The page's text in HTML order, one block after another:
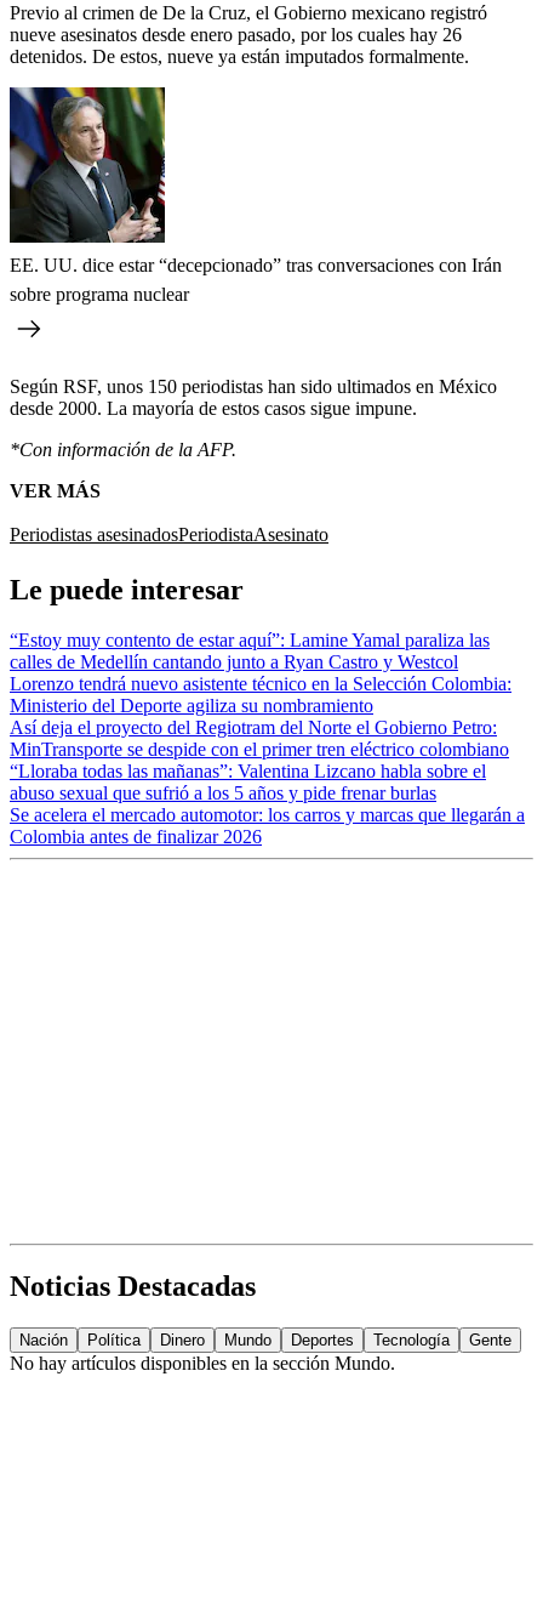
Previo al crimen de De la Cruz, el Gobierno mexicano registró
nueve asesinatos desde enero pasado, por los cuales hay 26
detenidos. De estos, nueve ya están imputados formalmente.
EE. UU. dice estar “decepcionado” tras conversaciones con Irán
sobre programa nuclear
Según RSF, unos 150 periodistas han sido ultimados en México
desde 2000. La mayoría de estos casos sigue impune.
*Con información de la AFP.
VER MÁS
Periodistas asesinadosPeriodistaAsesinato
Le puede interesar
“Estoy muy contento de estar aquí”: Lamine Yamal paraliza las
calles de Medellín cantando junto a Ryan Castro y Westcol
Lorenzo tendrá nuevo asistente técnico en la Selección Colombia:
Ministerio del Deporte agiliza su nombramiento
Así deja el proyecto del Regiotram del Norte el Gobierno Petro:
MinTransporte se despide con el primer tren eléctrico colombiano
“Lloraba todas las mañanas”: Valentina Lizcano habla sobre el
abuso sexual que sufrió a los 5 años y pide frenar burlas
Se acelera el mercado automotor: los carros y marcas que llegarán a
Colombia antes de finalizar 2026
Noticias Destacadas
Nación Política Dinero Mundo Deportes Tecnología Gente
No hay artículos disponibles en la sección Mundo.